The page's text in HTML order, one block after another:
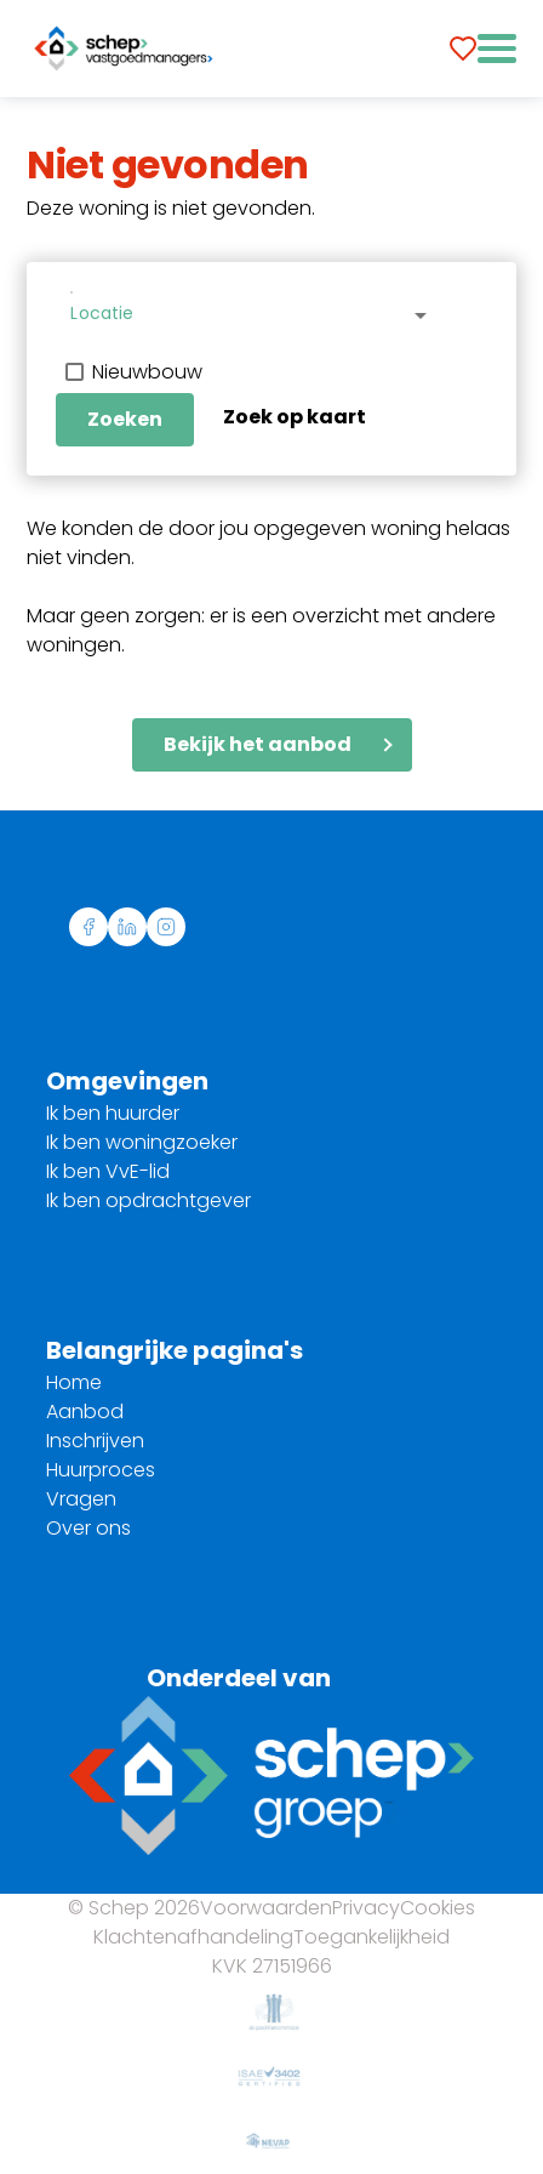
Niet gevonden
Deze woning is niet gevonden.
Locatie arrow_drop_down
Nieuwbouw
Zoeken
Zoek op kaart
We konden de door jou opgegeven woning helaas
niet vinden.
Maar geen zorgen: er is een overzicht met andere
woningen.
Bekijk het aanbod
Omgevingen
Ik ben huurder
Ik ben woningzoeker
Ik ben VvE-lid
Ik ben opdrachtgever
Belangrijke pagina's
Home
Aanbod
Inschrijven
Huurproces
Vragen
Over ons
Onderdeel van
© Schep 2026VoorwaardenPrivacyCookies
KlachtenafhandelingToegankelijkheid
KVK 27151966